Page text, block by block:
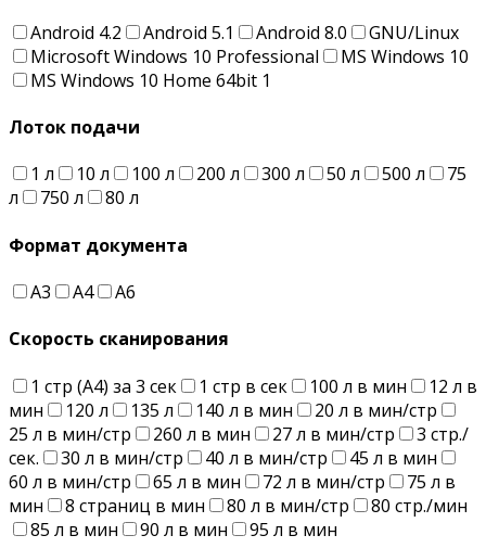
Android 4.2
Android 5.1 Android 8.0
GNU/Linux
Microsoft Windows 10 Professional
MS Windows 10
MS Windows 10 Home 64bit 1
Лоток подачи
1 л
10 л 100 л 200 л 300 л 50 л 500 л
75
л
750 л
80 л
Формат документа
А3
А4
А6
Скорость сканирования
1 стр (А4) за 3 сек
1 стр в сек 100 л в мин
12 л в
мин
120 л 135 л 140 л в мин
20 л в мин/стр
25 л в мин/стр
260 л в мин 27 л в мин/стр
3 стр./
сек.
30 л в мин/стр 40 л в мин/стр
45 л в мин
60 л в мин/стр
65 л в мин 72 л в мин/стр
75 л в
мин
8 страниц в мин 80 л в мин/стр
80 стр./мин
85 л в мин
90 л в мин
95 л в мин